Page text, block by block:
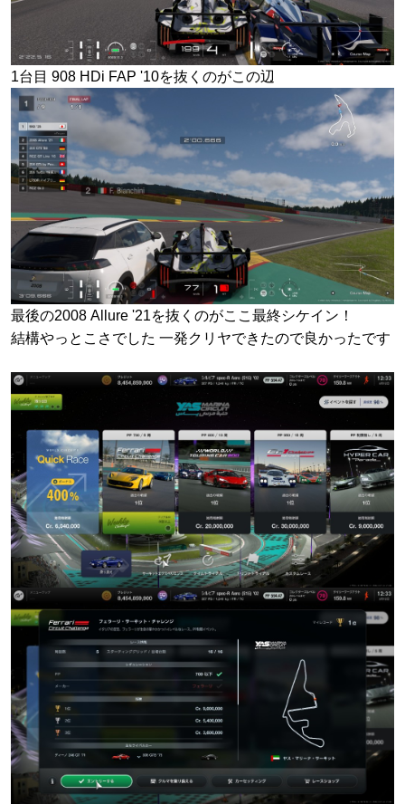
1台目 908 HDi FAP '10を抜くのがこの辺
最後の2008 Allure '21を抜くのがここ最終シケイン！
結構やっとこさでした 一発クリヤできたので良かったです